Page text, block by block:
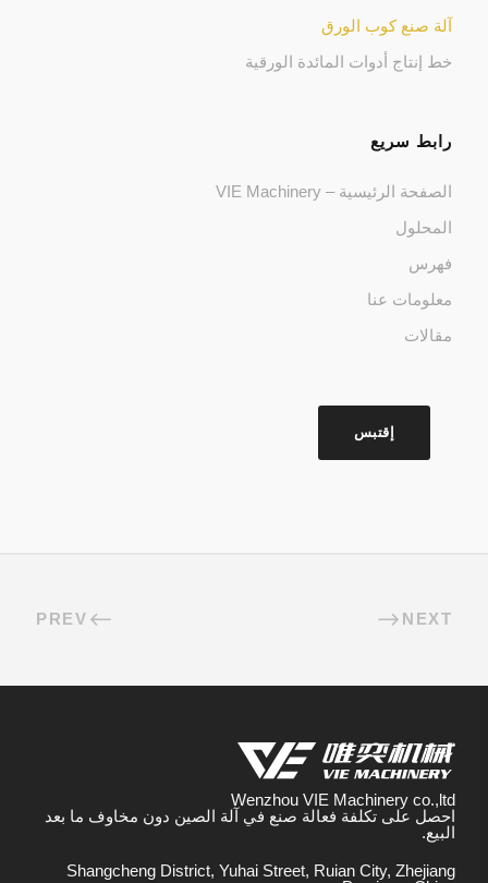
آلة صنع كوب الورق
خط إنتاج أدوات المائدة الورقية
رابط سريع
الصفحة الرئيسية – VIE Machinery
المحلول
فهرس
معلومات عنا
مقالات
إقتبس
PREV NEXT
Wenzhou VIE Machinery co.,ltd
احصل على تكلفة فعالة صنع في آلة الصين دون مخاوف ما بعد
البيع.
Shangcheng District, Yuhai Street, Ruian City, Zhejiang